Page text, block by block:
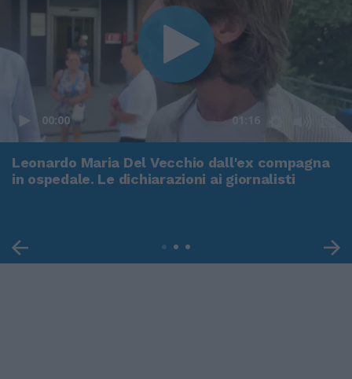
00:00 01:16
Leonardo Maria Del Vecchio dall'ex compagna
in ospedale. Le dichiarazioni ai giornalisti